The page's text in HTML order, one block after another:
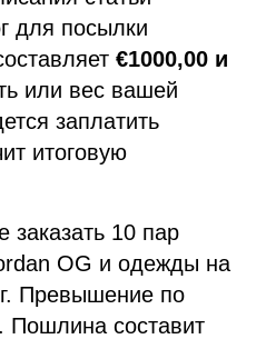
для посылки
€1000,00 и
или вес вашей
заплатить
итоговую
заказать 10 пар
OG и одежды на
Превышение по
Пошлина составит